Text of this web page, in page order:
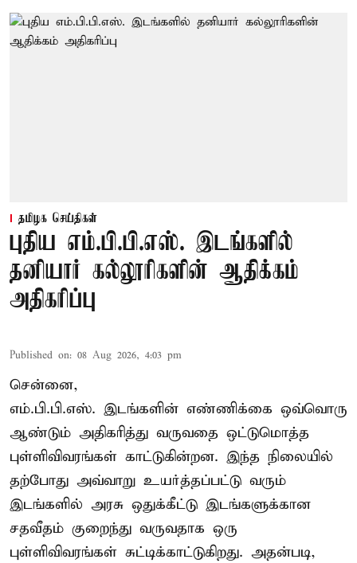
தமிழக செய்திகள்
புதிய எம்.பி.பி.எஸ். இடங்களில்
தனியார் கல்லூரிகளின் ஆதிக்கம்
அதிகரிப்பு
Published on: 08 Aug 2026, 4:03 pm
சென்னை,
எம்.பி.பி.எஸ். இடங்களின் எண்ணிக்கை ஒவ்வொரு
ஆண்டும் அதிகரித்து வருவதை ஒட்டுமொத்த
புள்ளிவிவரங்கள் காட்டுகின்றன. இந்த நிலையில்
தற்போது அவ்வாறு உயர்த்தப்பட்டு வரும்
இடங்களில் அரசு ஒதுக்கீட்டு இடங்களுக்கான
சதவீதம் குறைந்து வருவதாக ஒரு
புள்ளிவிவரங்கள் சுட்டிக்காட்டுகிறது. அதன்படி,